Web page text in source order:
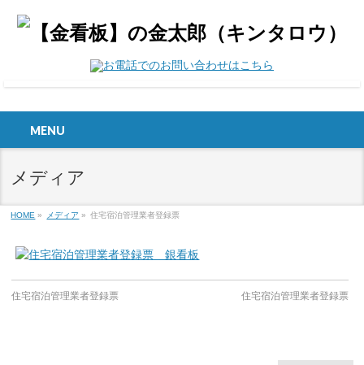
MENU
メディア
HOME » メディア » 住宅宿泊管理業者登録票
住宅宿泊管理業者登録票 住宅宿泊管理業者登録票